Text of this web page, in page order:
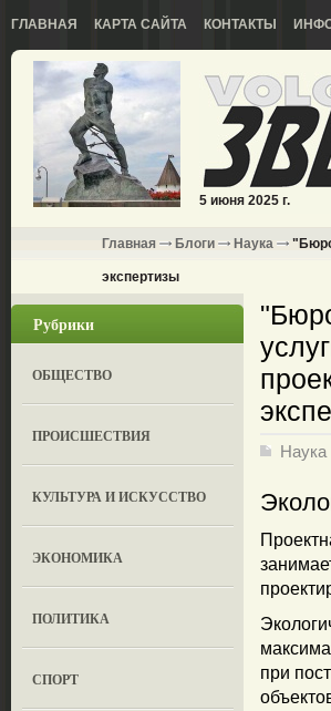
ГЛАВНАЯ КАРТА САЙТА КОНТАКТЫ
5 июня 2025 г.
Главная Блоги Наука "Бюро
экспертизы
Рубрики
ОБЩЕСТВО
ПРОИСШЕСТВИЯ
КУЛЬТУРА И ИСКУССТВО
ЭКОНОМИКА
ПОЛИТИКА
СПОРТ
Наука
при